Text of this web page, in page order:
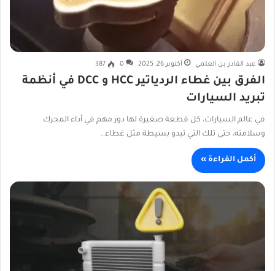
عبد القادر بن العلمي أكتوبر 26, 2025 0
387
الفرق بين غطاء الردياتير HCC و DCC في أنظمة
تبريد السيارات
في عالم السيارات، كل قطعة صغيرة لها دور مهم في أداء المحرك
وسلامته، حتى تلك التي تبدو بسيطة مثل غطاء…
أكمل القراءة »